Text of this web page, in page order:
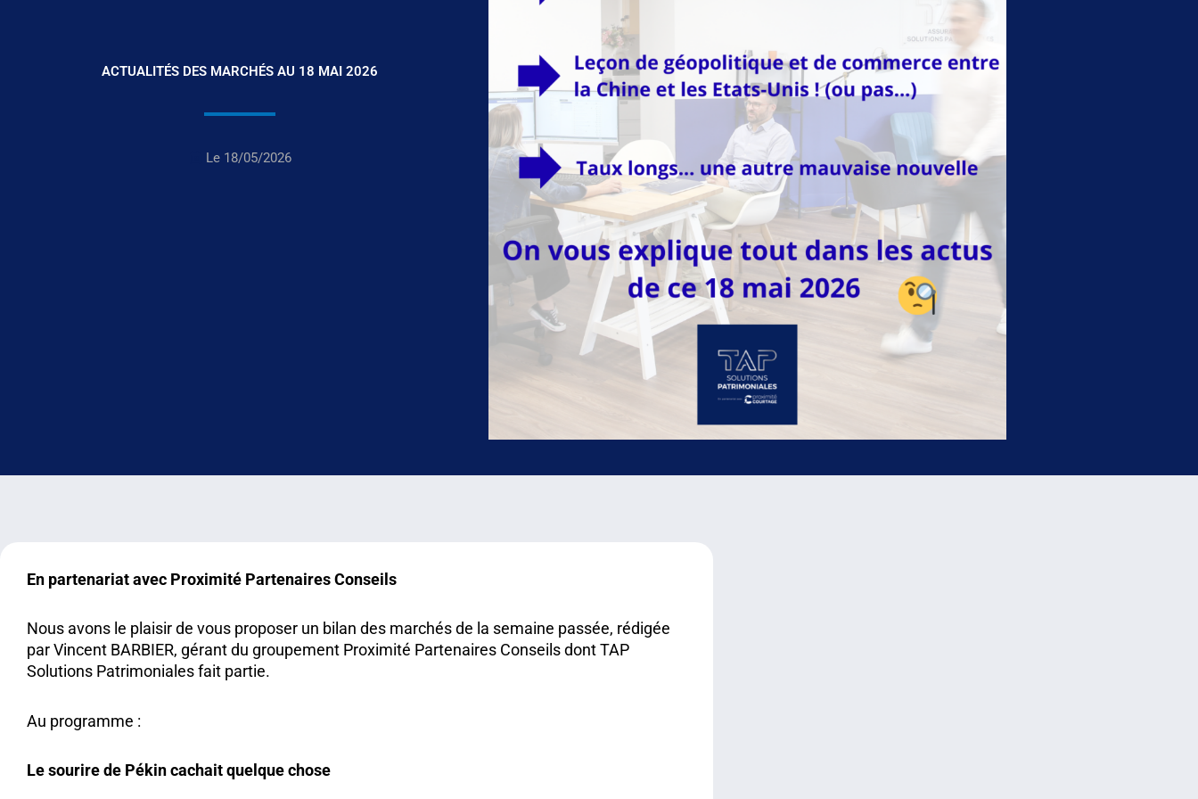
ACTUALITÉS DES MARCHÉS AU 18 MAI 2026
Le 18/05/2026
En partenariat avec Proximité Partenaires Conseils
Nous avons le plaisir de vous proposer un bilan des marchés de la semaine passée, rédigée
par Vincent BARBIER, gérant du groupement Proximité Partenaires Conseils dont TAP
Solutions Patrimoniales fait partie.
Au programme :
Le sourire de Pékin cachait quelque chose